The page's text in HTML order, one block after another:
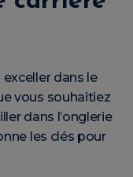
dans le
vous souhaitiez
dans l’onglerie
les clés pour